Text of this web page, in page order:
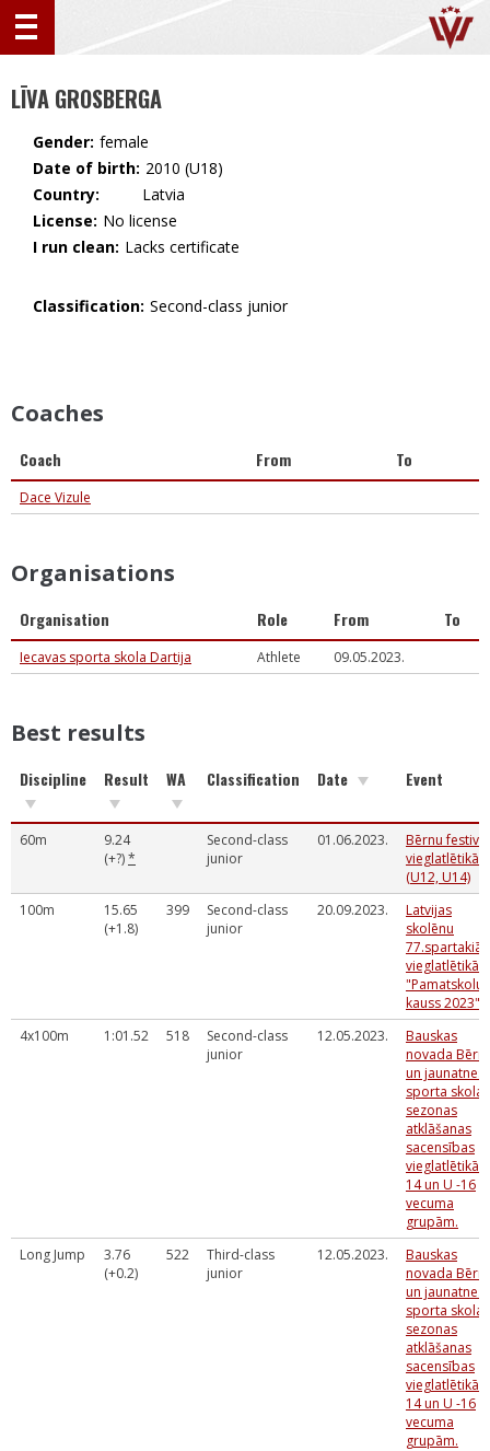
LĪVA GROSBERGA
Gender: female
Date of birth: 2010 (U18)
Country:
🇱🇻 Latvia
License: No license
I run clean: Lacks certificate
Classification: Second-class junior
Coaches
Coach From To
Dace Vizule
Organisations
Organisation Role From To
Iecavas sporta skola Dartija Athlete 09.05.2023.
Best results
Discipline Result WA Classification Date Event
60m
9.24
(+?)*
Second-class
junior
01.06.2023.
Bērnu
vieglatlētikā
(U12, U14)
100m
15.65
(+1.8)
399
Second-class
junior
20.09.2023.
Latvijas
skolēnu
vieglatlētikā
"Pamatskolu
kauss 2023"
4x100m
1:01.52 518
Second-class
junior
12.05.2023.
Bauskas
novada
un jaunatnes
sporta skolas
sezonas
atklāšanas
sacensības
vieglatlētikā
14 un U -16
vecuma
grupām.
Long Jump
3.76
(+0.2)
522
Third-class
junior
12.05.2023.
Bauskas
novada
un jaunatnes
sporta skolas
sezonas
atklāšanas
sacensības
vieglatlētikā
14 un U -16
vecuma
grupām.